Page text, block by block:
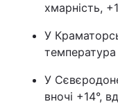
хмарність,
У
температура
У
вночі +14°,